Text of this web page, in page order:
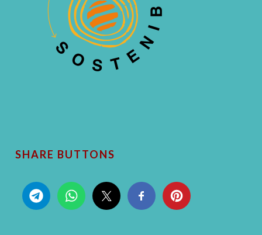
SHARE BUTTONS